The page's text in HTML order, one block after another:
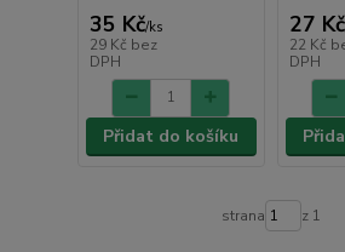
35 Kč/ks
29 Kč bez
DPH
Přidat do košíku
27 Kč
22 Kč
DPH
strana z 1